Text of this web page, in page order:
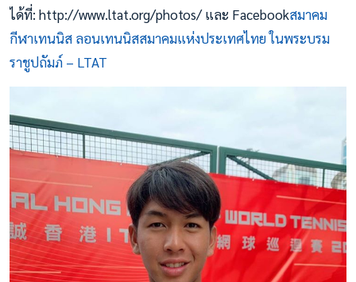
ได้ที่: http://www.ltat.org/photos/ และ Facebookสมาคม
กีฬาเทนนิส ลอนเทนนิสสมาคมแห่งประเทศไทย ในพระบรม
ราชูปถัมภ์ – LTAT